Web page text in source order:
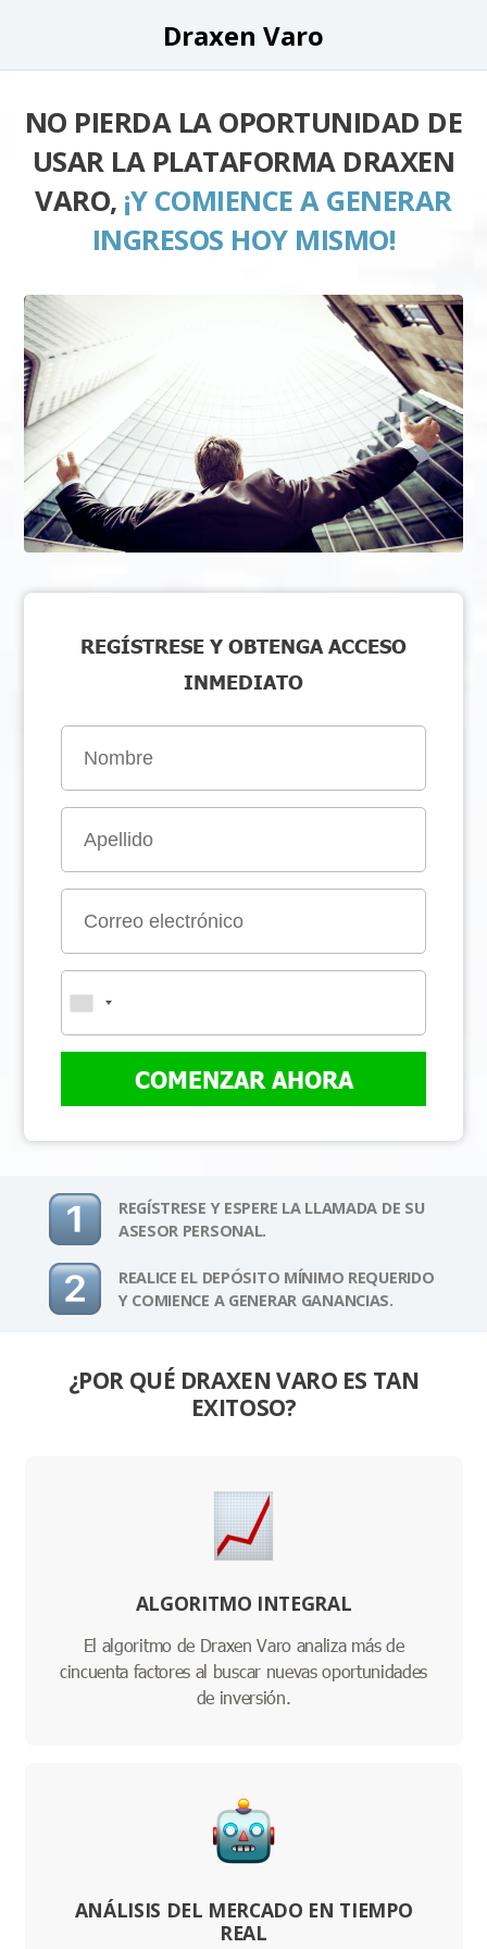
Draxen Varo
NO PIERDA LA OPORTUNIDAD DE
USAR LA PLATAFORMA DRAXEN
VARO, ¡Y COMIENCE A GENERAR
INGRESOS HOY MISMO!
REGÍSTRESE Y OBTENGA ACCESO
INMEDIATO
COMENZAR AHORA
REGÍSTRESE Y ESPERE LA LLAMADA DE SU
ASESOR PERSONAL.
REALICE EL DEPÓSITO MÍNIMO REQUERIDO
Y COMIENCE A GENERAR GANANCIAS.
¿POR QUÉ DRAXEN VARO ES TAN
EXITOSO?
ALGORITMO INTEGRAL
El algoritmo de Draxen Varo analiza más de
cincuenta factores al buscar nuevas oportunidades
de inversión.
ANÁLISIS DEL MERCADO EN TIEMPO
REAL